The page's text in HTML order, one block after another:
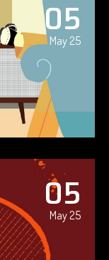
05
May 25
05
May 25